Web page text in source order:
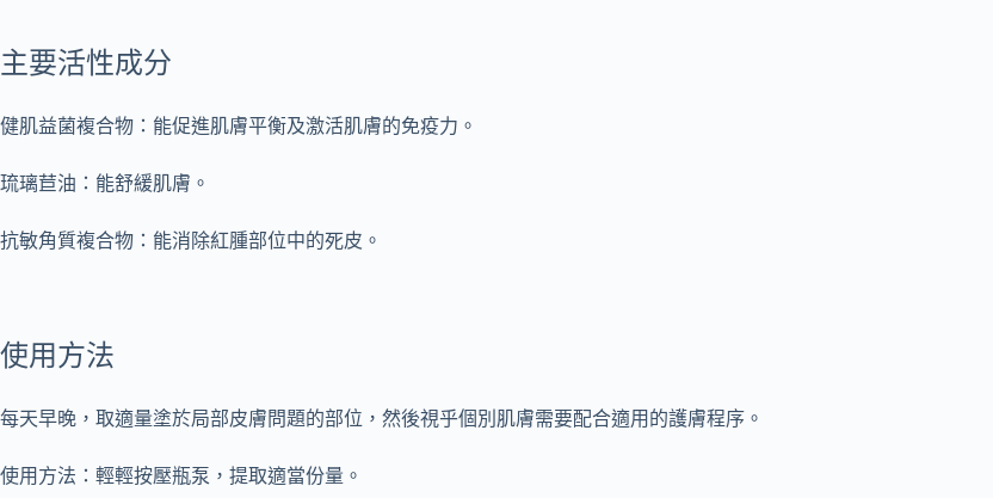
主要活性成分
健肌益菌複合物：能促進肌膚平衡及激活肌膚的免疫力。
琉璃苣油：能舒緩肌膚。
抗敏角質複合物：能消除紅腫部位中的死皮。
使用方法
每天早晚，取適量塗於局部皮膚問題的部位，然後視乎個別肌膚需要配合適用的護膚程序。
使用方法：輕輕按壓瓶泵，提取適當份量。